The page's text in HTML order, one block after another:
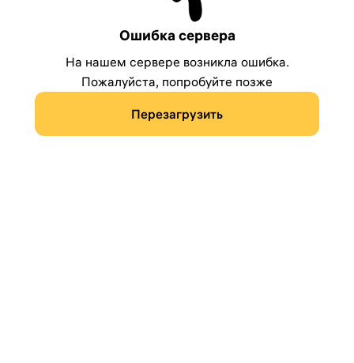
Ошибка сервера
На нашем сервере возникла ошибка.
Пожалуйста, попробуйте позже
Перезагрузить